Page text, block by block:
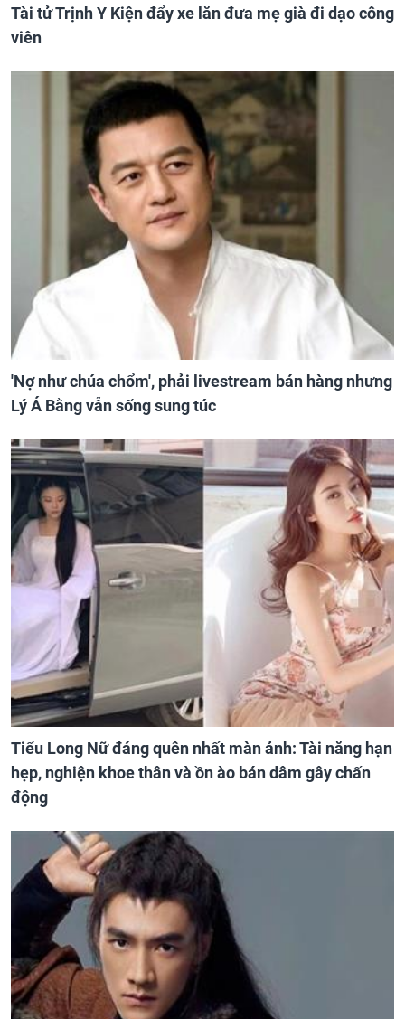
Tài tử Trịnh Y Kiện đẩy xe lăn đưa mẹ già đi dạo công
viên
'Nợ như chúa chổm', phải livestream bán hàng nhưng
Lý Á Bằng vẫn sống sung túc
Tiểu Long Nữ đáng quên nhất màn ảnh: Tài năng hạn
hẹp, nghiện khoe thân và ồn ào bán dâm gây chấn
động